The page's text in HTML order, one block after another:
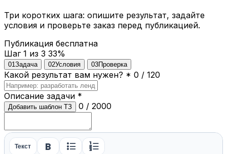
Три коротких шага: опишите результат, задайте
условия и проверьте заказ перед публикацией.
Публикация бесплатна
Шаг 1 из 3 33%
01 Задача 02Условия 03Проверка
Какой результат вам нужен? * 0 / 120
Описание задачи *
Добавить шаблон ТЗ 0 / 2000
Текст format_bold format_list_bulleted format_list_numbered